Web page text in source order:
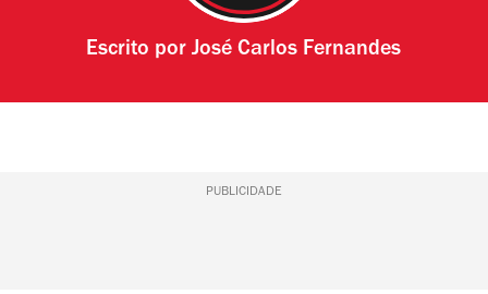
Escrito porJosé Carlos Fernandes
PUBLICIDADE